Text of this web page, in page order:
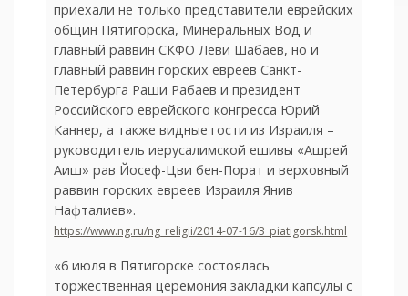
приехали не только представители еврейских
общин Пятигорска, Минеральных Вод и
главный раввин СКФО Леви Шабаев, но и
главный раввин горских евреев Санкт-
Петербурга Раши Рабаев и президент
Российского еврейского конгресса Юрий
Каннер, а также видные гости из Израиля –
руководитель иерусалимской ешивы «Ашрей
Аиш» рав Йосеф-Цви бен-Порат и верховный
раввин горских евреев Израиля Янив
Нафталиев».
https://www.ng.ru/ng_religii/2014-07-16/3_piatigorsk.html
«6 июля в Пятигорске состоялась
торжественная церемония закладки капсулы с